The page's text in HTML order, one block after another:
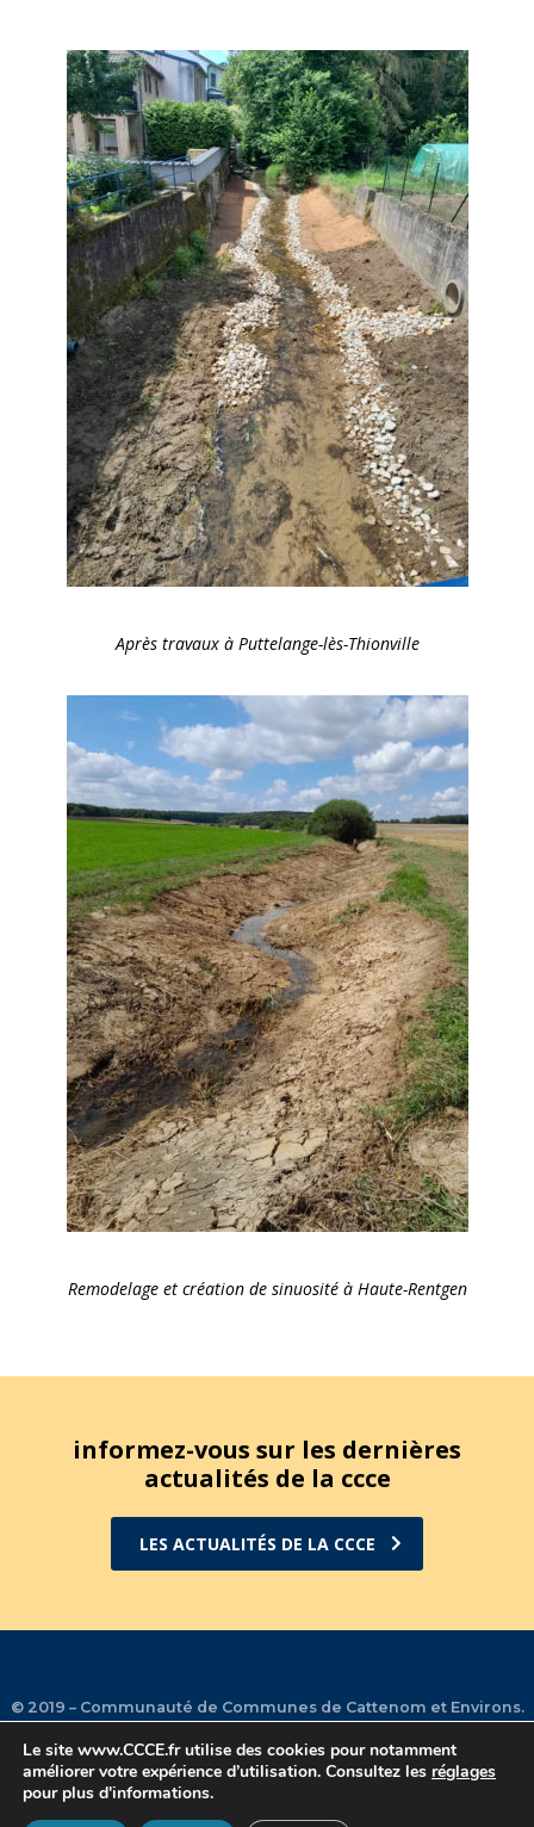
Après travaux à Puttelange-lès-Thionville
Remodelage et création de sinuosité à Haute-Rentgen
informez-vous sur les dernières
actualités de la ccce
LES ACTUALITÉS DE LA CCCE
© 2019 – Communauté de Communes de Cattenom et Environs.
Plan du site • Mentions légales
Instagram
Le site www.CCCE.frutilise des cookies pour notamment
améliorer votre expérience d’utilisation. Consultez les réglages
pour plus d'informations.